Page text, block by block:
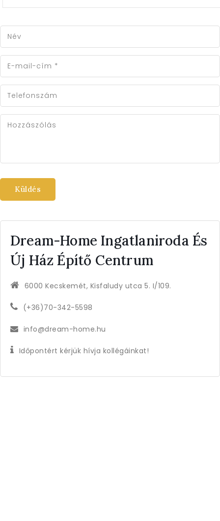
Név
E-mail-cím *
Telefonszám
Hozzászólás
Küldés
Dream-Home Ingatlaniroda És
Új Ház Építő Centrum
6000 Kecskemét, Kisfaludy utca 5. I/109.
(+36)70-342-5598
info@dream-home.hu
Időpontért kérjük hívja kollégáinkat!